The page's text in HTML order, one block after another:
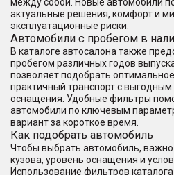
актуальные решения, комфорт и
эксплуатационные риски.
Автомобили с пробегом в
В каталоге автосалона также
пробегом различных годов
позволяет подобрать
практичный транспорт с
оснащения. Удобные фильтры
автомобили по ключевым
вариант за короткое время.
Как подобрать автомобиль
Чтобы выбрать автомобиль,
кузова, уровень оснащения и
Использование фильтров